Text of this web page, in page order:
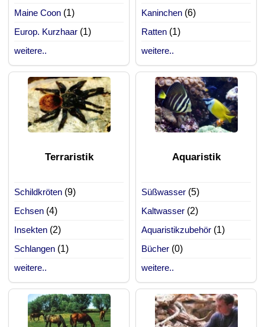
Maine Coon (1)
Europ. Kurzhaar (1)
weitere..
Kaninchen (6)
Ratten (1)
weitere..
Terraristik
Schildkröten (9)
Echsen (4)
Insekten (2)
Schlangen (1)
weitere..
Aquaristik
Süßwasser (5)
Kaltwasser (2)
Aquaristikzubehör (1)
Bücher (0)
weitere..